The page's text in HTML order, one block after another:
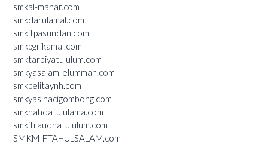
smkal-manar.com
smkdarulamal.com
smkitpasundan.com
smkpgrikamal.com
smktarbiyatululum.com
smkyasalam-elummah.com
smkpelitaynh.com
smkyasinacigombong.com
smknahdatululama.com
smkitraudhatululum.com
SMKMIFTAHULSALAM.com